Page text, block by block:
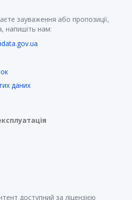
зауваження або пропозиції,
напишіть нам:
даних
доступний за ліцензією